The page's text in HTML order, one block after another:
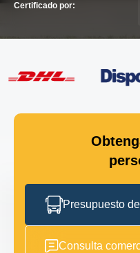
Certificado por:
Presupuesto
Consulta